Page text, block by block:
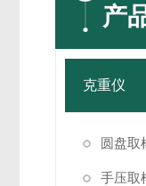
产
克重仪
圆盘取
手压取